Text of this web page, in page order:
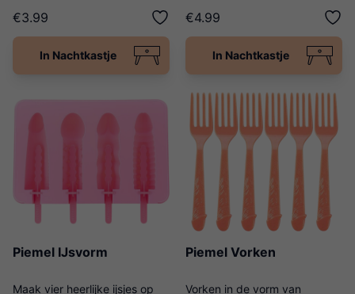
€3.99
In Nachtkastje
€4.99
In Nachtkastje
Piemel IJsvorm
Maak vier heerlijke ijsjes op
Piemel Vorken
Vorken in de vorm van